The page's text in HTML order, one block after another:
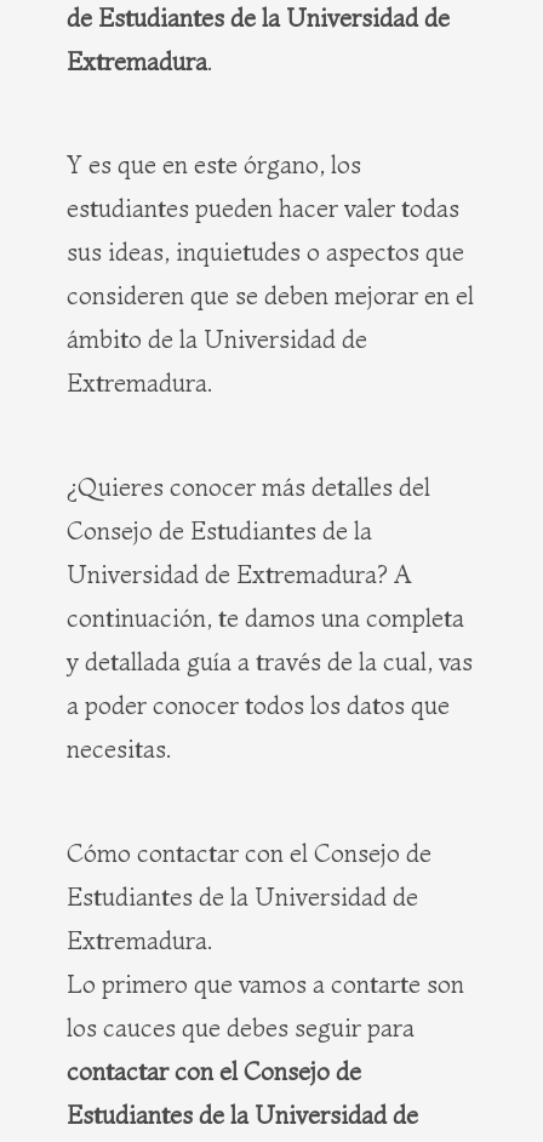
de Estudiantes de la Universidad de
Extremadura.
Y es que en este órgano, los
estudiantes pueden hacer valer todas
sus ideas, inquietudes o aspectos que
consideren que se deben mejorar en el
ámbito de la Universidad de
Extremadura.
¿Quieres conocer más detalles del
Consejo de Estudiantes de la
Universidad de Extremadura? A
continuación, te damos una completa
y detallada guía a través de la cual, vas
a poder conocer todos los datos que
necesitas.
Cómo contactar con el Consejo de
Estudiantes de la Universidad de
Extremadura.
Lo primero que vamos a contarte son
los cauces que debes seguir para
contactar con el Consejo de
Estudiantes de la Universidad de